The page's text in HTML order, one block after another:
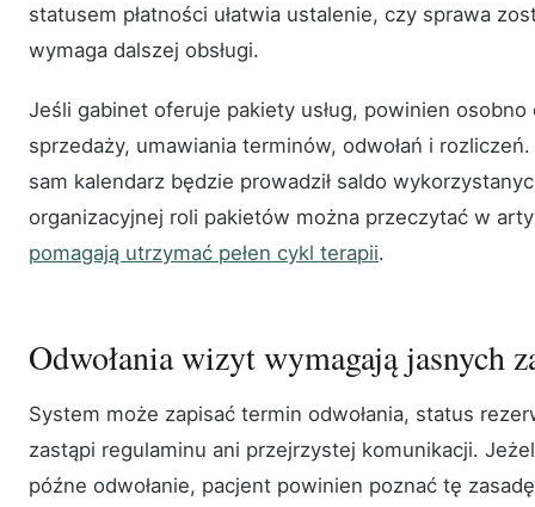
statusem płatności ułatwia ustalenie, czy sprawa
wymaga dalszej obsługi.
Jeśli gabinet oferuje pakiety usług, powinien osobno
sprzedaży, umawiania terminów, odwołań i
sam kalendarz będzie prowadził saldo
organizacyjnej roli pakietów można przeczytać w
pomagają utrzymać pełen cykl terapii.
Odwołania wizyt wymagają jasnych
System może zapisać termin odwołania, status
zastąpi regulaminu ani przejrzystej komunikacji.
późne odwołanie, pacjent powinien poznać tę